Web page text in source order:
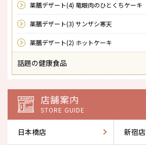
薬膳デザート(4) 竜眼肉のひとくちケーキ
薬膳デザート(3) サンザシ寒天
薬膳デザート(2) ホットケーキ
話題の健康食品
店舗案内
STORE GUIDE
日本橋店 新宿店